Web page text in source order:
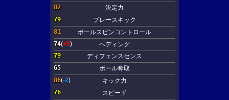
82
決定力
79
プレースキック
81
ボールスピンコントロール
74(+5)
ヘディング
79
ディフェンスセンス
65
ボール奪取
86(-2)
キック力
76
スピード